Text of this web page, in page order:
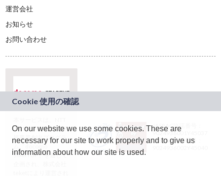
運営会社
お知らせ
お問い合わせ
ドコモグループの新
規事業創出プログラ
ム「docomo
STARTUP」を通じて
JASRAC許諾番号：
9024936001Y45037
JASRAC許諾番号：
On our website we use some cookies. These are
necessary for our site to work properly and to give us
information about how our site is used.